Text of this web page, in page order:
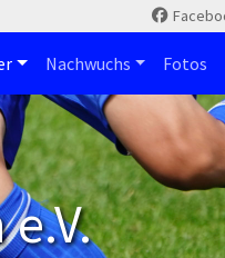
Nachwuchs Fotos